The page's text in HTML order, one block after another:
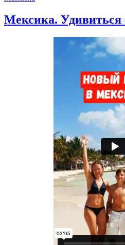
Мексика. Удивиться